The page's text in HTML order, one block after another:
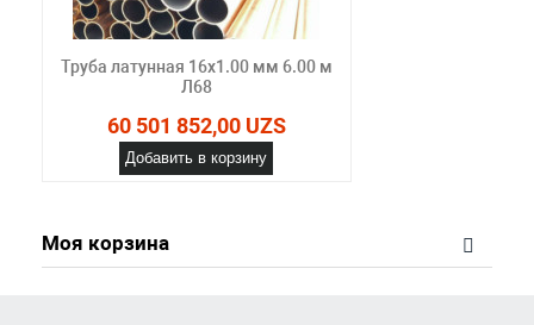
Труба латунная 16х1.00 мм 6.00 м
Л68
60 501 852,00 UZS
Добавить в корзину
Моя корзина